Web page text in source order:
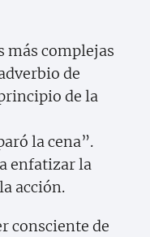
más complejas
de
de la
la cena”.
enfatizar la
acción.
consciente de